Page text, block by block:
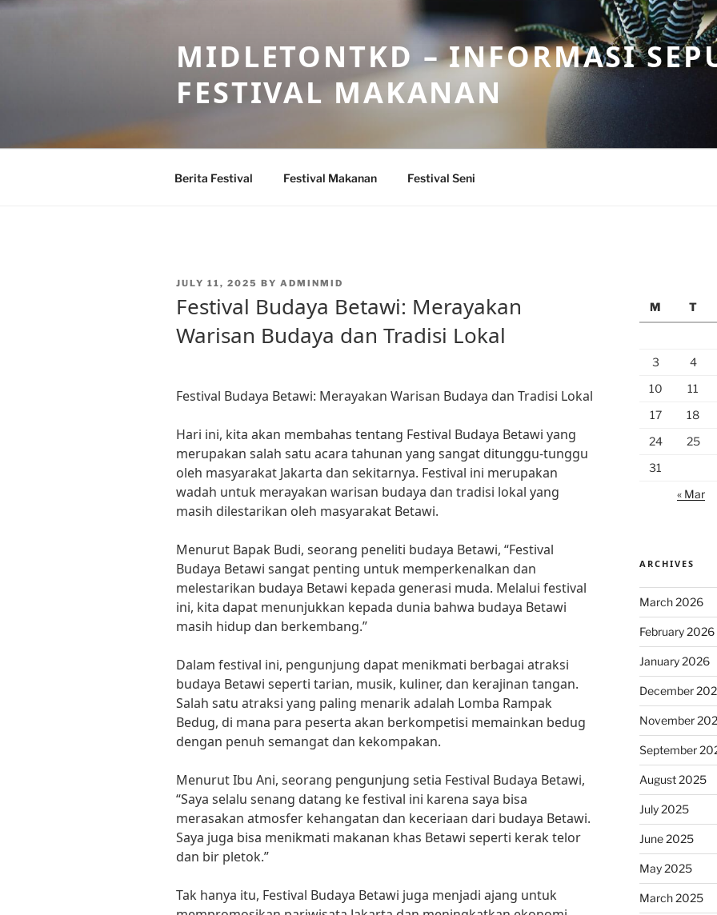
Skip
MIDLETONTKD – INFORMASI
FESTIVAL MAKANAN
Berita Festival Festival Makanan Festival Seni
POSTED
JULY 11, 2025 BY ADMINMID
Festival Budaya Betawi: Merayakan
Warisan Budaya dan Tradisi Lokal
Festival Budaya Betawi: Merayakan Warisan Budaya dan Tradisi Lokal
Hari ini, kita akan membahas tentang Festival Budaya Betawi yang
merupakan salah satu acara tahunan yang sangat ditunggu-tunggu
oleh masyarakat Jakarta dan sekitarnya. Festival ini merupakan
wadah untuk merayakan warisan budaya dan tradisi lokal yang
masih dilestarikan oleh masyarakat Betawi.
Menurut Bapak Budi, seorang peneliti budaya Betawi, “Festival
Budaya Betawi sangat penting untuk memperkenalkan dan
melestarikan budaya Betawi kepada generasi muda. Melalui festival
ini, kita dapat menunjukkan kepada dunia bahwa budaya Betawi
masih hidup dan berkembang.”
Dalam festival ini, pengunjung dapat menikmati berbagai atraksi
budaya Betawi seperti tarian, musik, kuliner, dan kerajinan tangan.
Salah satu atraksi yang paling menarik adalah Lomba Rampak
Bedug, di mana para peserta akan berkompetisi memainkan bedug
dengan penuh semangat dan kekompakan.
Menurut Ibu Ani, seorang pengunjung setia Festival Budaya Betawi,
“Saya selalu senang datang ke festival ini karena saya bisa
merasakan atmosfer kehangatan dan keceriaan dari budaya Betawi.
Saya juga bisa menikmati makanan khas Betawi seperti kerak telor
dan bir pletok.”
Tak hanya itu, Festival Budaya Betawi juga menjadi ajang untuk
M
T
3
4
10
11
17
18
24
25
31
« Mar
ARCHIVES
March 2026
February 2026
January 2026
December
November
September
August 2025
July 2025
June 2025
May 2025
March 2025